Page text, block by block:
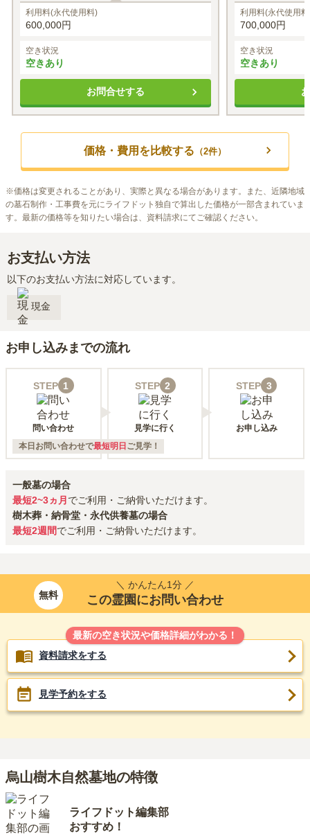
利用料(永代使用料)
600,000円
空き状況
空きあり
お問合せする
利用料(永代使用
700,000円
空き状況
空きあり
価格・費用を比較する （2件）
※価格は変更されることがあり、実際と異なる場合があります。また、近隣地域
の墓石制作・工事費を元にライフドット独自で算出した価格が一部含まれていま
す。最新の価格等を知りたい場合は、資料請求にてご確認ください。
お支払い方法
以下のお支払い方法に対応しています。
現金
お申し込みまでの流れ
STEP 1
問い合わせ
STEP 2
見学に行く
STEP 3
お申し込み
本日お問い合わせで最短明日 ご見学！
一般墓の場合
最短2~3ヵ月 でご利用・ご納骨いただけます。
樹木葬・納骨堂・永代供養墓の場合
最短2週間でご利用・ご納骨いただけます。
無料
＼ かんたん1分 ／
この霊園にお問い合わせ
最新の空き状況や価格詳細がわかる！
資料請求をする
見学予約をする
烏山樹木自然墓地の特徴
ライフドット編集部
おすすめ！